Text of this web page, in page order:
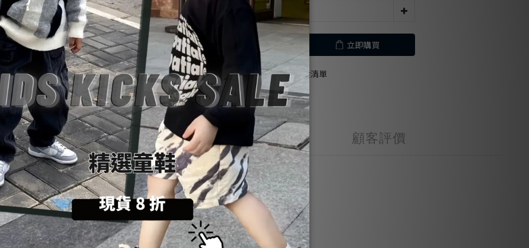
立即購買
加入追蹤清單
送貨及付款方式 顧客評價
商品描述